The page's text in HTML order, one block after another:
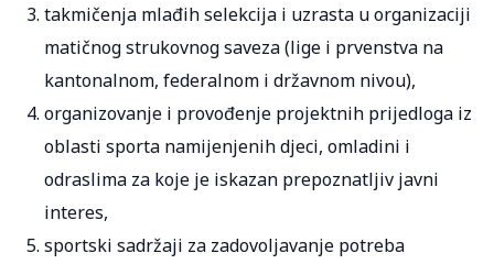
takmičenja mlađih selekcija i uzrasta u organizaciji
matičnog strukovnog saveza (lige i prvenstva na
kantonalnom, federalnom i državnom nivou),
organizovanje i provođenje projektnih prijedloga iz
oblasti sporta namijenjenih djeci, omladini i
odraslima za koje je iskazan prepoznatljiv javni
interes,
sportski sadržaji za zadovoljavanje potreba